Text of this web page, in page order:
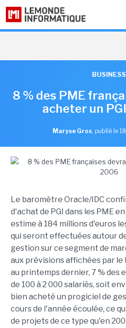
BUSINESS
8 % des PME
acheter un
Maryse Gros, publié le
Le baromètre Oracle/IDC
d'achat de PGI dans les PME
estime à 184 millions d'euros
qui seront effectuées autour
gestion sur ce segment de
aux prévisions affichées par
au printemps dernier, 7 % des
de 100 à 2 000 salariés, soit
bien acheté un progiciel de
cours de l'année écoulée, ce
de projets de ce type qu'en